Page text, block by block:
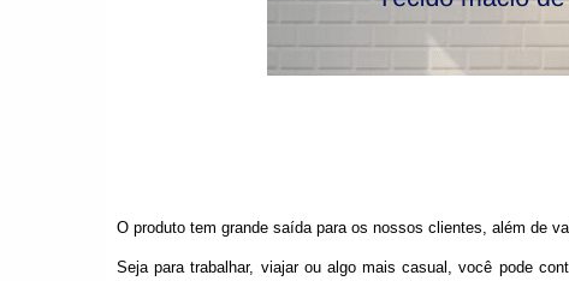
O produto tem grande saída para os nossos clientes, além de
Seja para trabalhar, viajar ou algo mais casual, você pode